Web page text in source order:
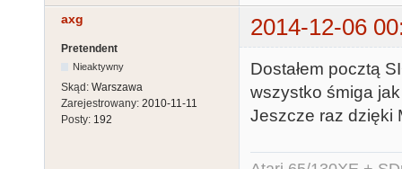
axg 2014-12-06
Pretendent
Nieaktywny
Skąd: Warszawa
Zarejestrowany: 2010-11-11
Posty: 192
Dostałem pocztą
wszystko śmiga
Jeszcze raz dzięki